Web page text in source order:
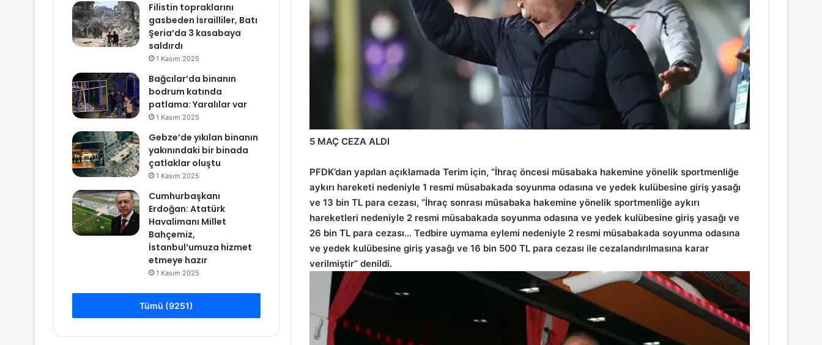
5 MAÇ CEZA ALDI
PFDK’dan yapılan açıklamada Terim için, “İhraç öncesi müsabaka hakemine yönelik sportmenliğe
aykırı hareketi nedeniyle 1 resmi müsabakada soyunma odasına ve yedek kulübesine giriş yasağı
ve 13 bin TL para cezası, “İhraç sonrası müsabaka hakemine yönelik sportmenliğe aykırı
hareketleri nedeniyle 2 resmi müsabakada soyunma odasına ve yedek kulübesine giriş yasağı ve
26 bin TL para cezası… Tedbire uymama eylemi nedeniyle 2 resmi müsabakada soyunma odasına
ve yedek kulübesine giriş yasağı ve 16 bin 500 TL para cezası ile cezalandırılmasına karar
verilmiştir” denildi.
Filistin topraklarını
gasbeden İsrailliler, Batı
Şeria’da 3 kasabaya
saldırdı
1 Kasım 2025
Bağcılar’da binanın
bodrum katında
patlama: Yaralılar var
1 Kasım 2025
Gebze’de yıkılan binanın
yakınındaki bir binada
çatlaklar oluştu
1 Kasım 2025
Cumhurbaşkanı
Erdoğan: Atatürk
Havalimanı Millet
Bahçemiz,
İstanbul’umuza hizmet
etmeye hazır
1 Kasım 2025
Tümü (9251)